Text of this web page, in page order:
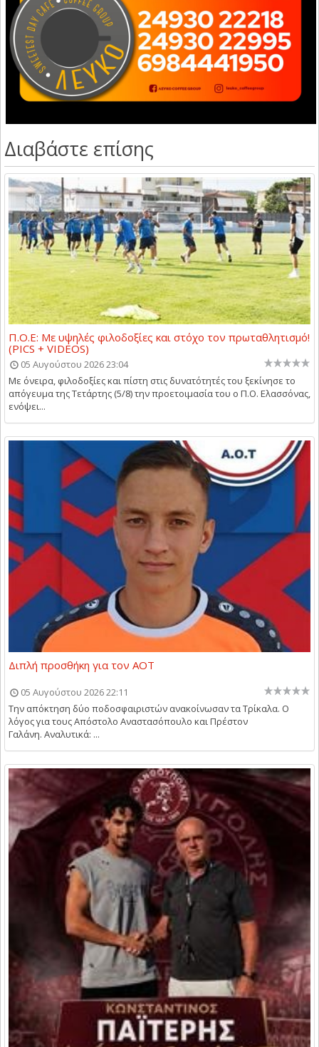
Διαβάστε επίσης
Π.Ο.Ε: Με υψηλές φιλοδοξίες και στόχο τον πρωταθλητισμό!
(PICS + VIDEOS)
05 Αυγούστου 2026 23:04
Με όνειρα, φιλοδοξίες και πίστη στις δυνατότητές του ξεκίνησε το
απόγευμα της Τετάρτης (5/8) την προετοιμασία του ο Π.Ο. Ελασσόνας,
ενόψει...
Διπλή προσθήκη για τον ΑΟΤ
05 Αυγούστου 2026 22:11
Την απόκτηση δύο ποδοσφαιριστών ανακοίνωσαν τα Τρίκαλα. Ο
λόγος για τους Απόστολο Αναστασόπουλο και Πρέστον
Γαλάνη. Αναλυτικά: ...